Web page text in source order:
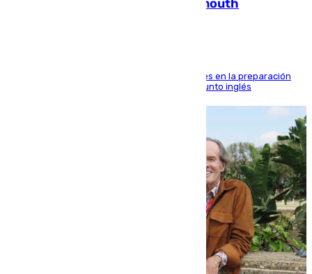
pisadita y cañito ante el Bournemouth
El malagueño sigue mejorando sus sensaciones en la preparación
veraniega con minutos de calidad ante el conjunto inglés